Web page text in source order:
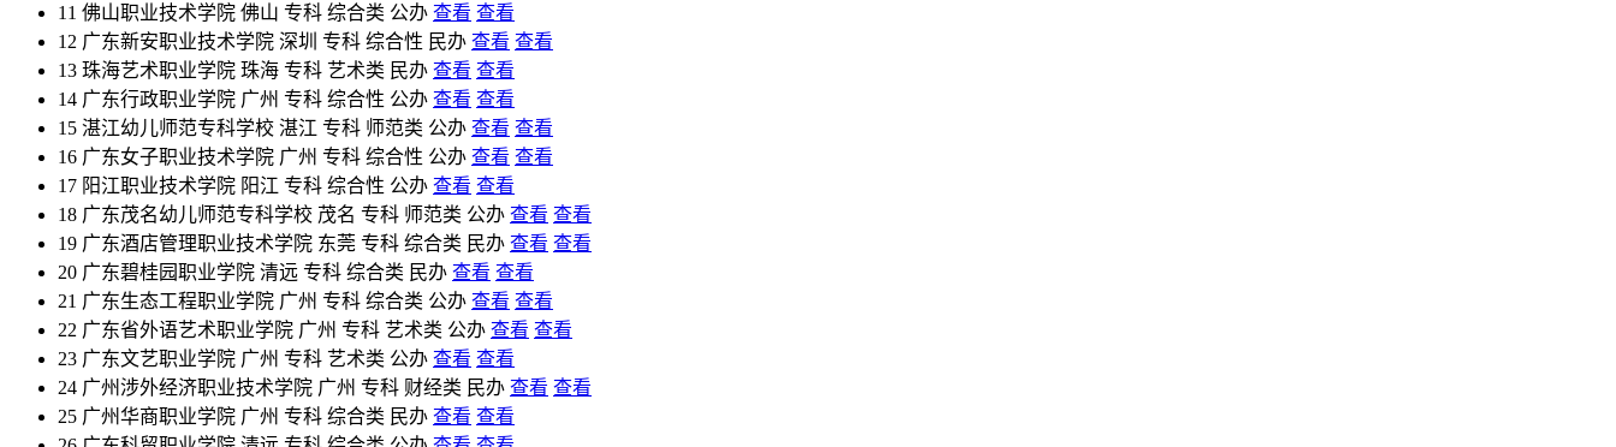
11 佛山职业技术学院 佛山 专科 综合类 公办 查看 查看
12 广东新安职业技术学院 深圳 专科 综合性 民办 查看 查看
13 珠海艺术职业学院 珠海 专科 艺术类 民办 查看 查看
14 广东行政职业学院 广州 专科 综合性 公办 查看 查看
15 湛江幼儿师范专科学校 湛江 专科 师范类 公办 查看 查看
16 广东女子职业技术学院 广州 专科 综合性 公办 查看 查看
17 阳江职业技术学院 阳江 专科 综合性 公办 查看 查看
18 广东茂名幼儿师范专科学校 茂名 专科 师范类 公办 查看 查看
19 广东酒店管理职业技术学院 东莞 专科 综合类 民办 查看 查看
20 广东碧桂园职业学院 清远 专科 综合类 民办 查看 查看
21 广东生态工程职业学院 广州 专科 综合类 公办 查看 查看
22 广东省外语艺术职业学院 广州 专科 艺术类 公办 查看 查看
23 广东文艺职业学院 广州 专科 艺术类 公办 查看 查看
24 广州涉外经济职业技术学院 广州 专科 财经类 民办 查看 查看
25 广州华商职业学院 广州 专科 综合类 民办 查看 查看